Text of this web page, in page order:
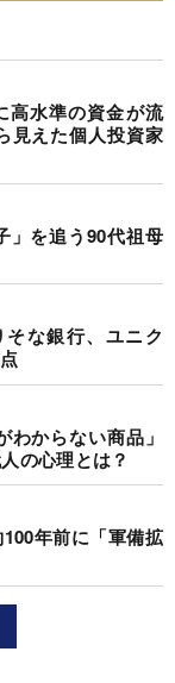
高水準の資金が流
見えた個人投資家
」を追う90代祖母
な銀行、ユニク
からない商品」
の心理とは？
年前に「軍備拡